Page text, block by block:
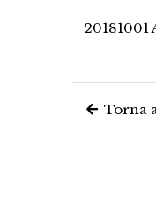
20181001
Torna